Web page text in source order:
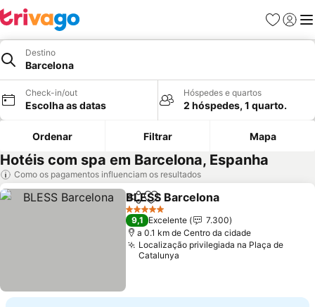
Favoritos
Iniciar
Destino
Barcelona
Check-in/out
Escolha as datas
Hóspedes e quartos
2 hóspedes, 1 quarto.
Ordenar Filtrar Mapa
Hotéis com spa em Barcelona, Espanha
Como os pagamentos influenciam os resultados
PartilharAdicionar aos favoritos
BLESS Barcelona
5 Estrelas
9,1 Excelente
7.300
a 0.1 km de Centro da cidade
Localização privilegiada na Plaça de
Catalunya